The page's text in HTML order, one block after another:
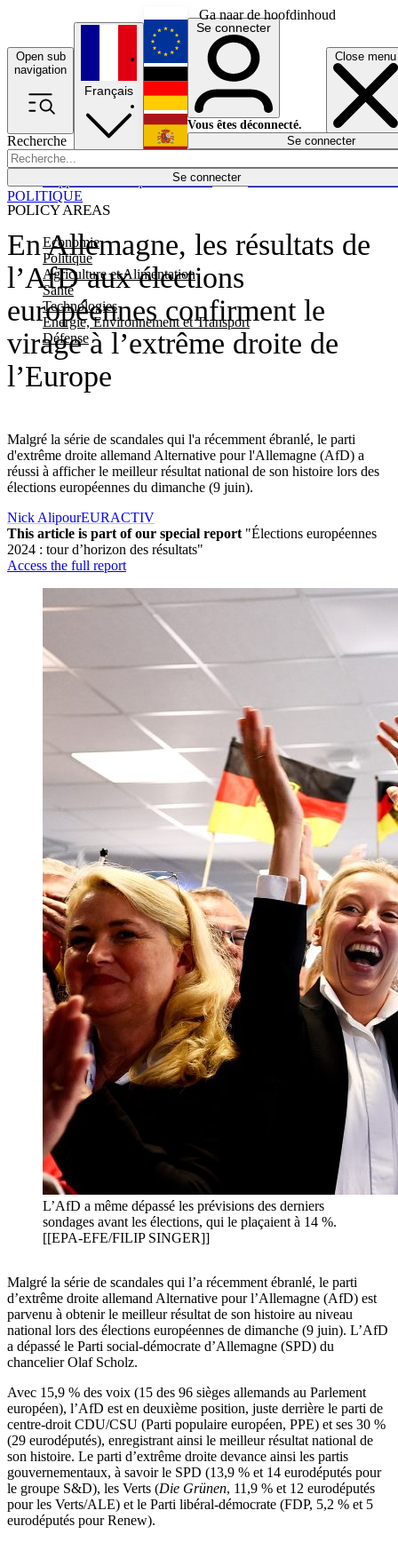
Ga naar de hoofdinhoud
Open sub
navigation
Close menu
Recherche
Se connecter
POLICY AREAS
Economie
Politique
Agriculture et Alimentation
Santé
Technologies
Energie, Environnement et Transport
Défense
Économie
Français
English
Deutsch
Español
Se connecter
Vous êtes déconnecté.
Se connecter
En Allemagne, les résultats de
l’AfD aux élections
européennes confirment le
virage à l’extrême droite de
l’Europe
Malgré la série de scandales qui l'a récemment ébranlé, le parti
d'extrême droite allemand Alternative pour l'Allemagne (AfD) a
réussi à afficher le meilleur résultat national de son histoire lors des
élections européennes du dimanche (9 juin).
POLITIQUE
Nick AlipourEURACTIV
This article is part of our special report "Élections européennes
2024 : tour d’horizon des résultats"
Access the full report
L’AfD a même dépassé les prévisions des derniers
sondages avant les élections, qui le plaçaient à 14 %.
[[EPA-EFE/FILIP SINGER]]
Malgré la série de scandales qui l’a récemment ébranlé, le parti
d’extrême droite allemand Alternative pour l’Allemagne (AfD) est
parvenu à obtenir le meilleur résultat de son histoire au niveau
national lors des élections européennes de dimanche (9 juin). L’AfD
a dépassé le Parti social-démocrate d’Allemagne (SPD) du
chancelier Olaf Scholz.
Avec 15,9 % des voix (15 des 96 sièges allemands au Parlement
européen), l’AfD est en deuxième position, juste derrière le parti de
centre-droit CDU/CSU (Parti populaire européen, PPE) et ses 30 %
(29 eurodéputés), enregistrant ainsi le meilleur résultat national de
son histoire. Le parti d’extrême droite devance ainsi les partis
gouvernementaux, à savoir le SPD (13,9 % et 14 eurodéputés pour
le groupe S&D), les Verts (Die Grünen, 11,9 % et 12 eurodéputés
pour les Verts/ALE) et le Parti libéral-démocrate (FDP, 5,2 % et 5
eurodéputés pour Renew).